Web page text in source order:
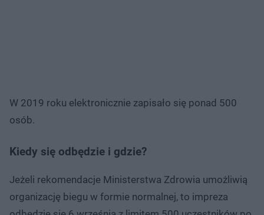
W 2019 roku elektronicznie zapisało się ponad 500
osób.
Kiedy się odbędzie i gdzie?
Jeżeli rekomendacje Ministerstwa Zdrowia umożliwią
organizację biegu w formie normalnej, to impreza